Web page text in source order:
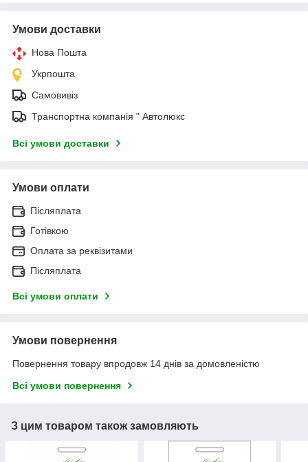
Умови доставки
Нова Пошта
Укрпошта
Самовивіз
Транспортна компанія " Автолюкс
Всі умови доставки
Умови оплати
Післяплата
Готівкою
Оплата за реквізитами
Післяплата
Всі умови оплати
Умови повернення
Повернення товару впродовж 14 днів за домовленістю
Всі умови повернення
З цим товаром також замовляють